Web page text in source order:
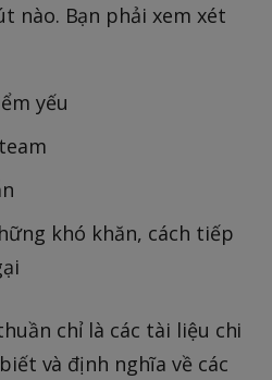
nào. Bạn phải xem xét
yếu
khó khăn, cách tiếp
chỉ là các tài liệu chi
và định nghĩa về các